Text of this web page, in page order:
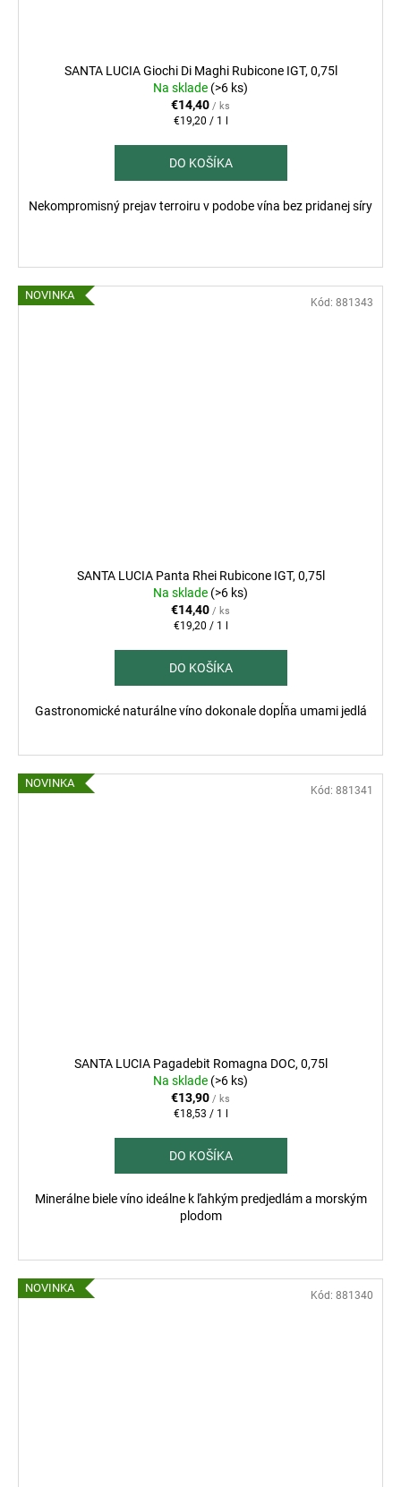
SANTA LUCIA Giochi Di Maghi Rubicone IGT, 0,75l
Na sklade (>6 ks)
€14,40 / ks
Jednotková
€19,20 / 1 l
DO KOŠÍKA
Nekompromisný prejav terroiru v podobe vína bez pridanej síry
NOVINKA
SANTA LUCIA Panta Rhei Rubicone IGT, 0,75l
Na sklade (>6 ks)
€14,40 / ks
Jednotková
€19,20 / 1 l
DO KOŠÍKA
Gastronomické naturálne víno dokonale dopĺňa umami jedlá
Kód: 881343
NOVINKA
SANTA LUCIA Pagadebit Romagna DOC, 0,75l
Na sklade (>6 ks)
€13,90 / ks
Jednotková
€18,53 / 1 l
DO KOŠÍKA
Minerálne biele víno ideálne k ľahkým predjedlám a morským
plodom
Kód: 881341
NOVINKA
Kód: 881340